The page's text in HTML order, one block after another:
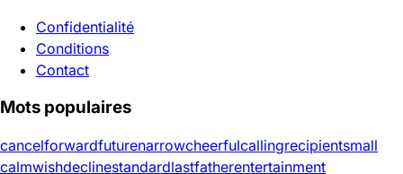
Confidentialité
Conditions
Contact
Mots populaires
cancelforwardfuturenarrowcheerfulcallingrecipientsmall
calmwishdeclinestandardlastfatherentertainment